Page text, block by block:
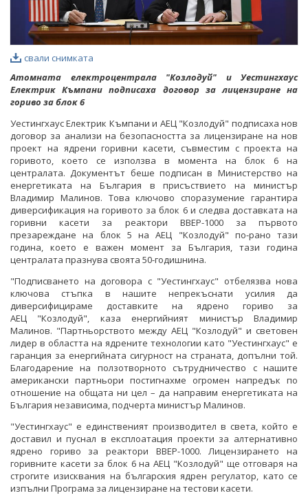
свали снимката
Атомната електроцентрала "Козлодуй" и Уестингхаус
Електрик Къмпани подписаха договор за лицензиране на
гориво за блок 6
Уестингхаус Електрик Къмпани и АЕЦ "Козлодуй" подписаха нов
договор за анализи на безопасността за лицензиране на нов
проект на ядрени горивни касети, съвместим с проекта на
горивото, което се използва в момента на блок 6 на
централата. Документът беше подписан в Министерство на
енергетиката на България в присъствието на министър
Владимир Малинов. Това ключово споразумение гарантира
диверсификация на горивото за блок 6 и следва доставката на
горивни касети за реактори ВВЕР-1000 за първото
презареждане на блок 5 на АЕЦ "Козлодуй" по-рано тази
година, което е важен момент за България, тази година
централата празнува своята 50-годишнина.
"Подписването на договора с "Уестингхаус" отбелязва нова
ключова стъпка в нашите непрекъснати усилия да
диверсифицираме доставките на ядрено гориво за
АЕЦ "Козлодуй", каза енергийният министър Владимир
Малинов. "Партньорството между АЕЦ "Козлодуй" и световен
лидер в областта на ядрените технологии като "Уестингхаус" е
гаранция за енергийната сигурност на страната, допълни той.
Благодарение на ползотворното сътрудничество с нашите
американски партньори постигнахме огромен напредък по
отношение на общата ни цел – да направим енергетиката на
България независима, подчерта министър Малинов.
"Уестингхаус" е единственият производител в света, който е
доставил и пуснал в експлоатация проекти за алтернативно
ядрено гориво за реактори ВВЕР-1000. Лицензирането на
горивните касети за блок 6 на АЕЦ "Козлодуй" ще отговаря на
строгите изисквания на българския ядрен регулатор, като се
изпълни Програма за лицензиране на тестови касети.